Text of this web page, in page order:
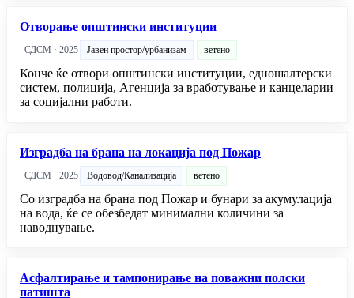
Отворање општински институции
СДСМ · 2025 Јавен простор/урбанизам ветено
Конче ќе отвори општински институции, едношалтерски
систем, полиција, Агенција за вработување и канцеларии
за социјални работи.
Изградба на брана на локација под Пожар
СДСМ · 2025 Водовод/Канализација ветено
Со изградба на брана под Пожар и бунари за акумулација
на вода, ќе се обезбедат минимални количини за
наводнување.
Асфалтирање и тампонирање на поважни полски
патишта